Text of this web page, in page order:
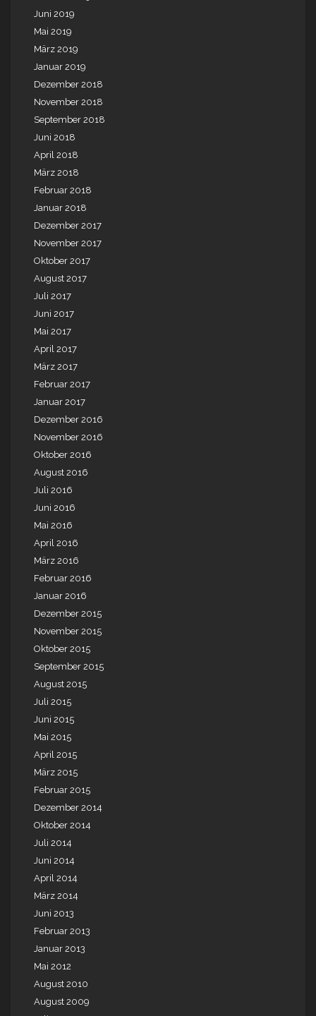
Juni 2019
Mai 2019
März 2019
Januar 2019
Dezember 2018
November 2018
September 2018
Juni 2018
April 2018
März 2018
Februar 2018
Januar 2018
Dezember 2017
November 2017
Oktober 2017
August 2017
Juli 2017
Juni 2017
Mai 2017
April 2017
März 2017
Februar 2017
Januar 2017
Dezember 2016
November 2016
Oktober 2016
August 2016
Juli 2016
Juni 2016
Mai 2016
April 2016
März 2016
Februar 2016
Januar 2016
Dezember 2015
November 2015
Oktober 2015
September 2015
August 2015
Juli 2015
Juni 2015
Mai 2015
April 2015
März 2015
Februar 2015
Dezember 2014
Oktober 2014
Juli 2014
Juni 2014
April 2014
März 2014
Juni 2013
Februar 2013
Januar 2013
Mai 2012
August 2010
August 2009